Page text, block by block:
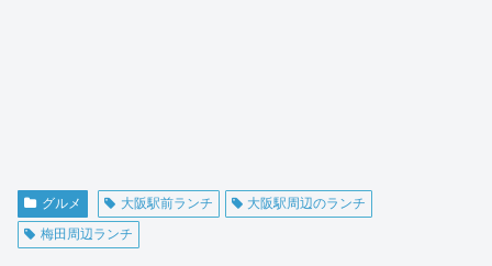
グルメ 大阪駅前ランチ
大阪駅周辺のランチ
梅田周辺ランチ